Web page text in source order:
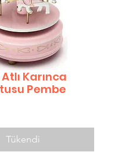
Karınca
Pembe
Tükendi